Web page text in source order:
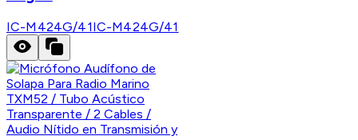
IC-M424G/41IC-M424G/41